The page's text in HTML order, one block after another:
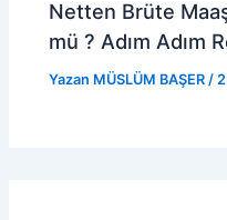
Netten Brüte
mü ? Adım Adım
Yazan MÜSLÜM BAŞER /